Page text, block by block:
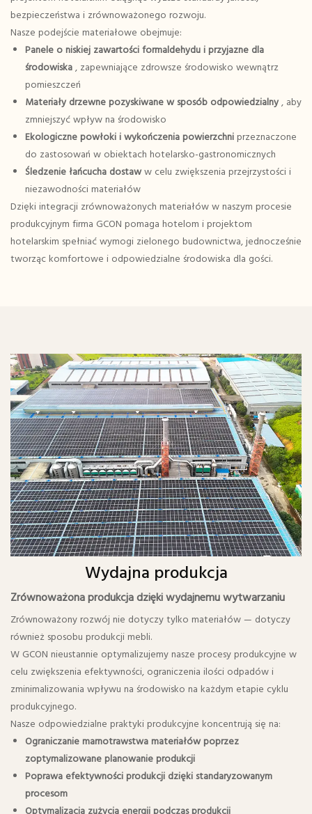
bezpieczeństwa i zrównoważonego rozwoju.
Nasze podejście materiałowe obejmuje:
Panele o niskiej zawartości formaldehydu i przyjazne dla
środowiska, zapewniające zdrowsze środowisko wewnątrz
pomieszczeń
Materiały drzewne pozyskiwane w sposób odpowiedzialny, aby
zmniejszyć wpływ na środowisko
Ekologiczne powłoki i wykończenia powierzchniprzeznaczone
do zastosowań w obiektach hotelarsko-gastronomicznych
Śledzenie łańcucha dostaww celu zwiększenia przejrzystości i
niezawodności materiałów
Dzięki integracji zrównoważonych materiałów w naszym procesie
produkcyjnym firma GCON pomaga hotelom i projektom
hotelarskim spełniać wymogi zielonego budownictwa, jednocześnie
tworząc komfortowe i odpowiedzialne środowiska dla gości.
Wydajna produkcja
Zrównoważona produkcja dzięki wydajnemu wytwarzaniu
Zrównoważony rozwój nie dotyczy tylko materiałów — dotyczy
również sposobu produkcji mebli.
W GCON nieustannie optymalizujemy nasze procesy produkcyjne w
celu zwiększenia efektywności, ograniczenia ilości odpadów i
zminimalizowania wpływu na środowisko na każdym etapie cyklu
produkcyjnego.
Nasze odpowiedzialne praktyki produkcyjne koncentrują się na:
Ograniczanie marnotrawstwa materiałów poprzez
zoptymalizowane planowanie produkcji
Poprawa efektywności produkcji dzięki standaryzowanym
procesom